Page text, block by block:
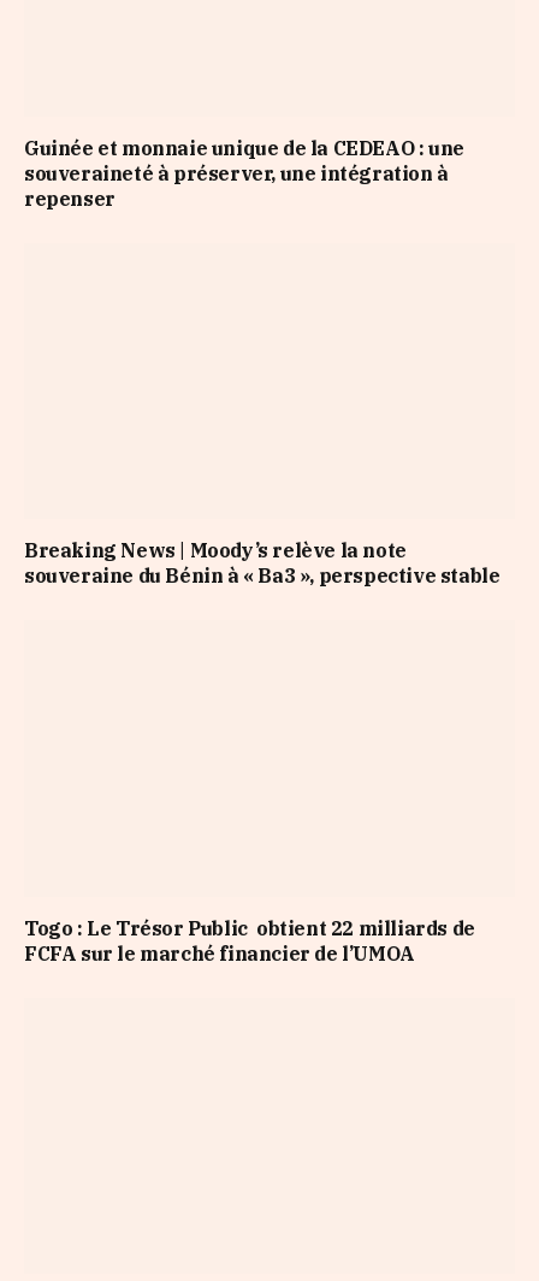
Guinée et monnaie unique de la CEDEAO : une
souveraineté à préserver, une intégration à
repenser
Breaking News | Moody’s relève la note
souveraine du Bénin à « Ba3 », perspective stable
Togo : Le Trésor Public obtient 22 milliards de
FCFA sur le marché financier de l’UMOA